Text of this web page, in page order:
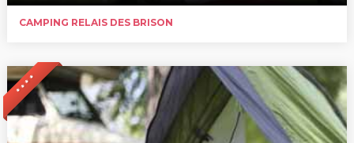
CAMPING RELAIS DES BRISON
* * * *